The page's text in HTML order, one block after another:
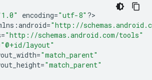
encoding="utf-8" ?>
:android="http://
="http://schemas.android.com/tools"
"@+id/layout"
="match_parent"
="match_parent"